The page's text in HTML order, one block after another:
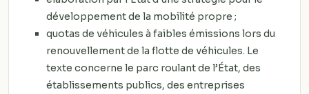
développement de la mobilité propre ;
quotas de véhicules à faibles émissions lors du
renouvellement de la flotte de véhicules. Le
texte concerne le parc roulant de l’État, des
établissements publics, des entreprises